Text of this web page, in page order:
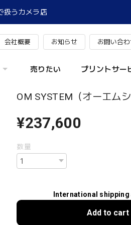
扱うカメラ店
会社概要 お知らせ お問い合
売りたい プリントサー
OM SYSTEM（オーエム
¥237,600
数量
International
Add to cart